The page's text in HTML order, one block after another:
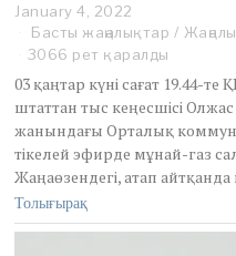
January 4, 2022
a
n
a
r
y
4
2
Басты жаңалықтар /
3066 рет қаралды
03 қаңтар күні сағат 19.44-те
штаттан тыс кеңесшісі
жанындағы Орталық
тікелей эфирде мұнай-газ
Жаңаөзендегі, атап
Толығырақ